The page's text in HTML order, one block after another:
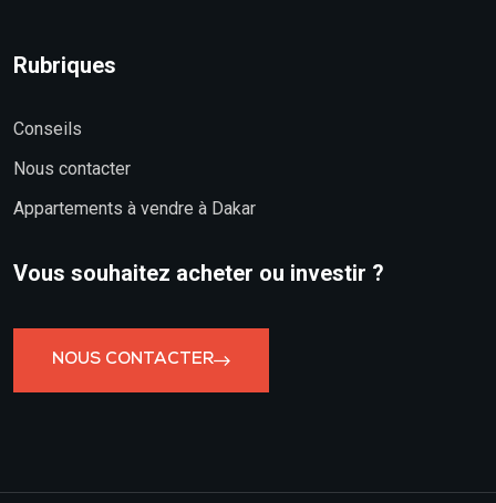
Rubriques
Conseils
Nous contacter
Appartements à vendre à Dakar
Vous souhaitez acheter ou investir ?
NOUS CONTACTER